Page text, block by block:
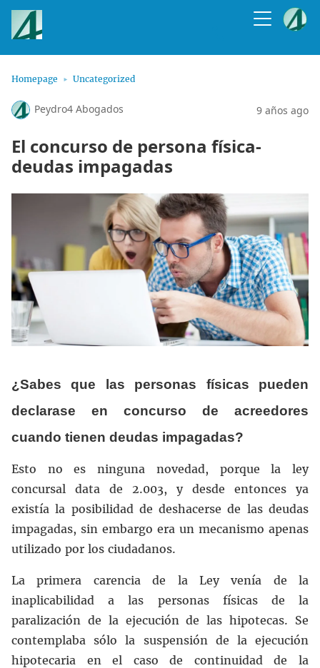
Homepage Uncategorized
Peydro4 Abogados 9 años ago
El concurso de persona física-
deudas impagadas
¿Sabes que las personas físicas pueden
declarase en concurso de acreedores
cuando tienen deudas impagadas?
Esto no es ninguna novedad, porque la ley
concursal data de 2.003, y desde entonces ya
existía la posibilidad de deshacerse de las deudas
impagadas, sin embargo era un mecanismo apenas
utilizado por los ciudadanos.
La primera carencia de la Ley venía de la
inaplicabilidad a las personas físicas de la
paralización de la ejecución de las hipotecas. Se
contemplaba sólo la suspensión de la ejecución
hipotecaria en el caso de continuidad de la